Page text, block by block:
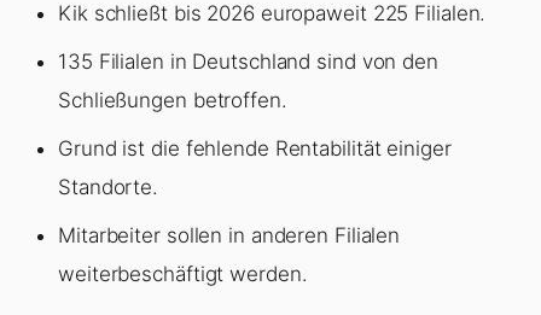
Kik schließt bis 2026 europaweit 225 Filialen.
135 Filialen in Deutschland sind von den
Schließungen betroffen.
Grund ist die fehlende Rentabilität einiger
Standorte.
Mitarbeiter sollen in anderen Filialen
weiterbeschäftigt werden.